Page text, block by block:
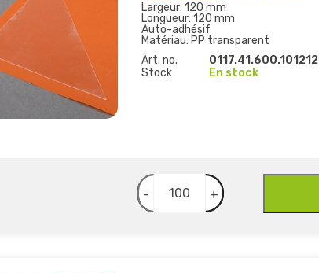
Largeur: 120 mm
Longueur: 120 mm
Auto-adhésif
Matériau: PP transparent
Art. no.
0117.41.600.101212
Stock
En stock
- +